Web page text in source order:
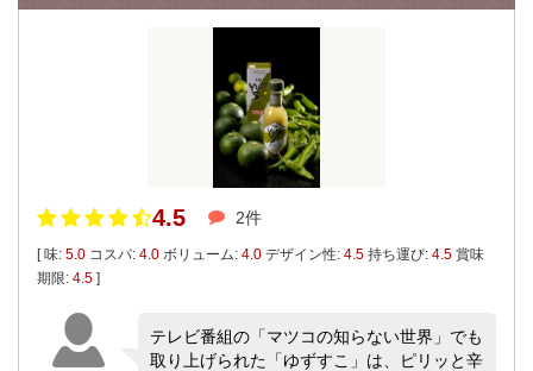
4.5 2件
[ 味: 5.0 コスパ: 4.0 ボリューム: 4.0 デザイン性: 4.5 持ち運び: 4.5 賞味
期限: 4.5 ]
テレビ番組の「マツコの知らない世界」でも
取り上げられた「ゆずすこ」は、ピリッと辛